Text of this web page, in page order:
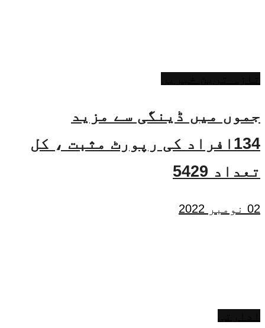
جموں میں ڈینگی سے مزید
134افراد کی رپورٹ مثبت ، کل
تعداد 5429
02 نومبر 2022